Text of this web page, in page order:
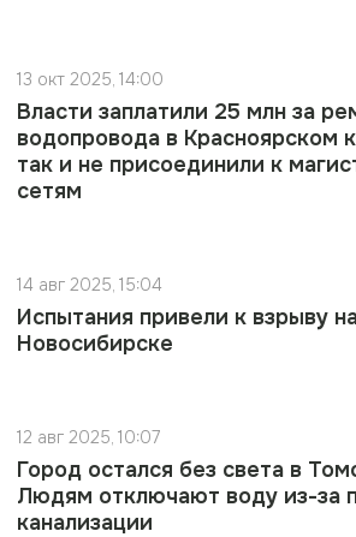
13 окт 2025, 14:00
Власти заплатили 25 млн за
водопровода в Красноярском
так и не присоединили к
сетям
14 авг 2025, 15:04
Испытания привели к взрыву
Новосибирске
12 авг 2025, 10:07
Город остался без света в
Людям отключают воду из-за
канализации